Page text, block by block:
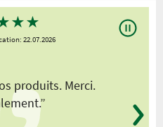
★★
22.07.2026
produits. Merci.